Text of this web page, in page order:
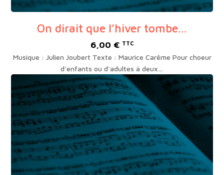
On dirait que l’hiver tombe…
6,00 € TTC
Musique : Julien Joubert Texte : Maurice Carême Pour choeur
d'enfants ou d'adultes à deux…